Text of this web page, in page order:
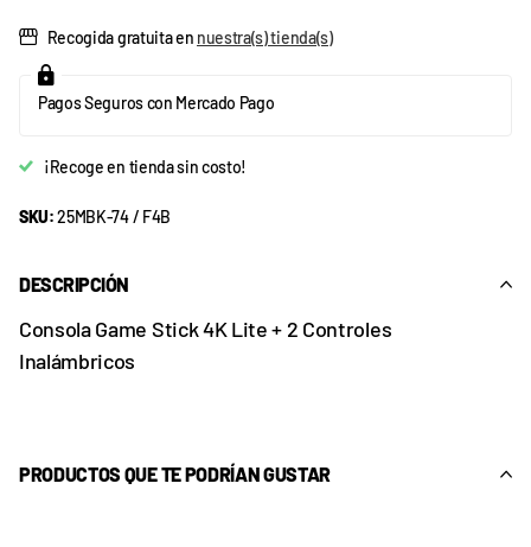
Recogida gratuita en nuestra(s) tienda(s)
Pagos Seguros con Mercado Pago
¡Recoge en tienda sin costo!
SKU:25MBK-74 / F4B
DESCRIPCIÓN
Consola Game Stick 4K Lite + 2 Controles
Inalámbricos
PRODUCTOS QUE TE PODRÍAN GUSTAR